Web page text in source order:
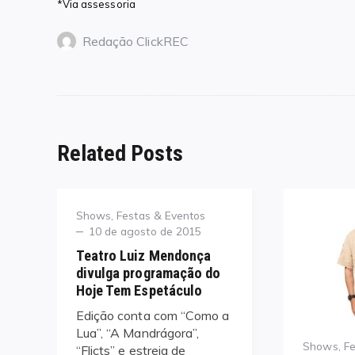
*Via assessoria
Redação ClickREC
Related Posts
Category
Shows, Festas & Eventos
Posted
10 de agosto de 2015
Teatro Luiz Mendonça
divulga programação do
Hoje Tem Espetáculo
Edição conta com “Como a
Lua”, “A Mandrágora”,
“Flicts” e estreia de
Category
Shows,